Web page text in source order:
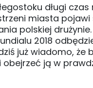
długi
miasta pojawi
polskiej
2018
już wiadomo, że
ją w